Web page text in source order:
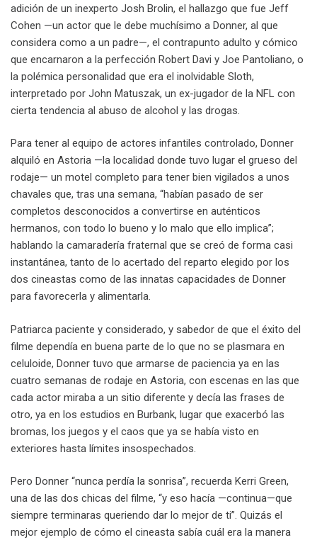
adición de un inexperto Josh Brolin, el hallazgo que fue Jeff
Cohen —un actor que le debe muchísimo a Donner, al que
considera como a un padre—, el contrapunto adulto y cómico
que encarnaron a la perfección Robert Davi y Joe Pantoliano, o
la polémica personalidad que era el inolvidable Sloth,
interpretado por John Matuszak, un ex-jugador de la NFL con
cierta tendencia al abuso de alcohol y las drogas.
Para tener al equipo de actores infantiles controlado, Donner
alquiló en Astoria —la localidad donde tuvo lugar el grueso del
rodaje— un motel completo para tener bien vigilados a unos
chavales que, tras una semana, “habían pasado de ser
completos desconocidos a convertirse en auténticos
hermanos, con todo lo bueno y lo malo que ello implica”;
hablando la camaradería fraternal que se creó de forma casi
instantánea, tanto de lo acertado del reparto elegido por los
dos cineastas como de las innatas capacidades de Donner
para favorecerla y alimentarla.
Patriarca paciente y considerado, y sabedor de que el éxito del
filme dependía en buena parte de lo que no se plasmara en
celuloide, Donner tuvo que armarse de paciencia ya en las
cuatro semanas de rodaje en Astoria, con escenas en las que
cada actor miraba a un sitio diferente y decía las frases de
otro, ya en los estudios en Burbank, lugar que exacerbó las
bromas, los juegos y el caos que ya se había visto en
exteriores hasta límites insospechados.
Pero Donner “nunca perdía la sonrisa”, recuerda Kerri Green,
una de las dos chicas del filme, “y eso hacía —continua—que
siempre terminaras queriendo dar lo mejor de ti”. Quizás el
mejor ejemplo de cómo el cineasta sabía cuál era la manera